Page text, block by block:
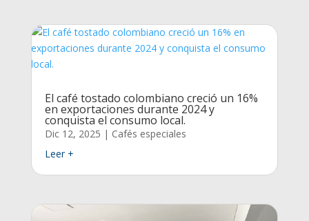
El café tostado colombiano creció un 16%
en exportaciones durante 2024 y
conquista el consumo local.
Dic 12, 2025 | Cafés especiales
Leer +